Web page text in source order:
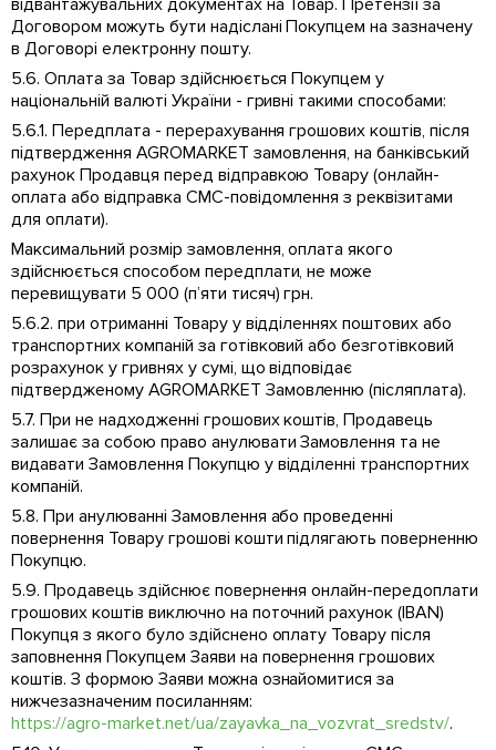
відвантажувальних документах на Товар. Претензії за
Договором можуть бути надіслані Покупцем на зазначену
в Договорі електронну пошту.
5.6. Оплата за Товар здійснюється Покупцем у
національній валюті України - гривні такими способами:
5.6.1. Передплата - перерахування грошових коштів, після
підтвердження AGROMARKET замовлення, на банківський
рахунок Продавця перед відправкою Товару (онлайн-
оплата або відправка СМС-повідомлення з реквізитами
для оплати).
Максимальний розмір замовлення, оплата якого
здійснюється способом передплати, не може
перевищувати 5 000 (п’яти тисяч) грн.
5.6.2. при отриманні Товару у відділеннях поштових або
транспортних компаній за готівковий або безготівковий
розрахунок у гривнях у сумі, що відповідає
підтвердженому AGROMARKET Замовленню (післяплата).
5.7. При не надходженні грошових коштів, Продавець
залишає за собою право анулювати Замовлення та не
видавати Замовлення Покупцю у відділенні транспортних
компаній.
5.8. При анулюванні Замовлення або проведенні
повернення Товару грошові кошти підлягають поверненню
Покупцю.
5.9. Продавець здійснює повернення онлайн-передоплати
грошових коштів виключно на поточний рахунок (IBAN)
Покупця з якого було здійснено оплату Товару після
заповнення Покупцем Заяви на повернення грошових
коштів. З формою Заяви можна ознайомитися за
нижчезазначеним посиланням:
https://agro-market.net/ua/zayavka_na_vozvrat_sredstv/.